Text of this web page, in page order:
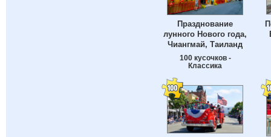
Празднование
лунного Нового года,
Чиангмай, Таиланд
100 кусочков -
Классика